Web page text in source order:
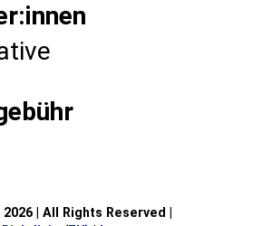
| All Rights Reserved |